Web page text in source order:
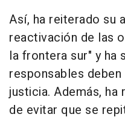
Así, ha reiterado su
reactivación de las
la frontera sur" y ha
responsables
justicia. Además,
de evitar que se